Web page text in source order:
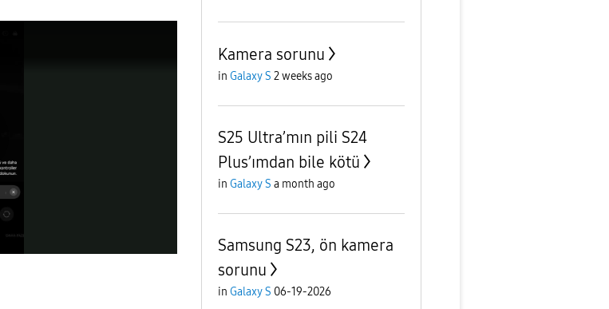
Kamera sorunu
in Galaxy S 2 weeks ago
S25 Ultra’mın pili S24
Plus’ımdan bile kötü
in Galaxy S a month ago
Samsung S23, ön kamera
sorunu
in Galaxy S 06-19-2026